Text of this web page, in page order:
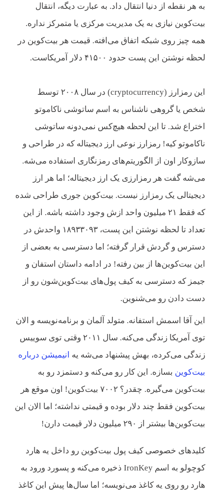
به هر نقطه از دنیا انتقال داد. به عبارت دیگه، انتقال
بیت‌کوین نیازی به یک مدیریت مرکزی یا متمرکز نداره.
همه چیز روی شبکه اتفاق می‌افته. قیمت هر بیت‌کوین در
لحظه نوشتن این پست حدود ۴۱۵۰۰ دلار آمریکاست.
این رمزارز (cryptocurrency) در سال ۲۰۰۸ توسط
شخص یا گروهی ناشناس به اسم ساتوشی ناکاموتو
اختراع شد. تا این لحظه هیچ‌کس نمی‌دونه ساتوشی
ناکاموتو کیه! رمزارز نوعی ارز دیجیتاله که در طراحی و
سازوکار اون از الگوریتم‌های رمزنگاری استفاده می‌شه.
می‌شه گفت هر رمزارزی یک ارز دیجیتاله؛ اما هر ارز
دیجیتالی یک رمزارز نیست. بیت‌کوین جوری طراحی شده
که فقط ۲۱ میلیون واحد ازش وجود داشته باشه. از این
تعداد تا لحظه نوشتن این پست، ۱۸۹۳۳۰۹۳ واحدش در
دسترس و گردش قرار گرفته؛ اما دسترسی به بعضی از
این بیت‌کوین‌ها از بین رفته! در ادامه داستان استفان و
جیمز که دسترسی به کیف پول‌های بیت‌کوین‌شون رو از
دست دادن رو می‌شنوین.
این آقا اسمش استفانه. متولد آلمان و برنامه‌نویسه و الان
توی آمریکا زندگی می‌کنه. سال ۲۰۱۱ وقتی توی سوییس
زندگی می‌کرده، بهش پیشنهاد می‌شه یه انیمیشن درباره
بیت‌کوین بسازه. این کار رو می‌کنه و دستمزد رو به
بیت‌کوین می‌گیره. چقدر؟ ۷۰۰۲ بیت‌کوین! اون موقع هر
بیت‌‌کوین فقط چند دلار بوده و قیمتی نداشته؛ اما الان این
بیت‌کوین‌ها بیشتر از ۲۹۰ میلیون دلار قیمت دارن!
کلیدهای خصوصی کیف پول بیت‌کوین رو داخل یه هارد
کوچولو به اسم IronKey ذخیره می‌کنه و پسورد ورود به
هارد رو روی یه کاغذ می‌نویسه؛ اما سال‌ها پیش این کاغذ